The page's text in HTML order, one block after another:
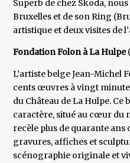
Superb de chez Skoda,
Bruxelles et de son Ring
artistique et deux visites de
Fondation Folon à La Hulpe
L’artiste belge Jean-Michel
cents œuvres à vingt
du Château de La Hulpe.
caractère, situé au cœur du
recèle plus de quarante ans
gravures, affiches et
scénographie originale et